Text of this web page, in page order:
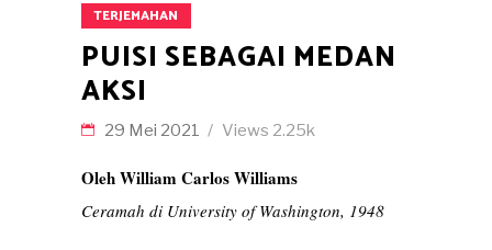
TERJEMAHAN
PUISI SEBAGAI MEDAN
AKSI
29 Mei 2021 Views 2.25k
Oleh William Carlos Williams
Ceramah di University of Washington, 1948